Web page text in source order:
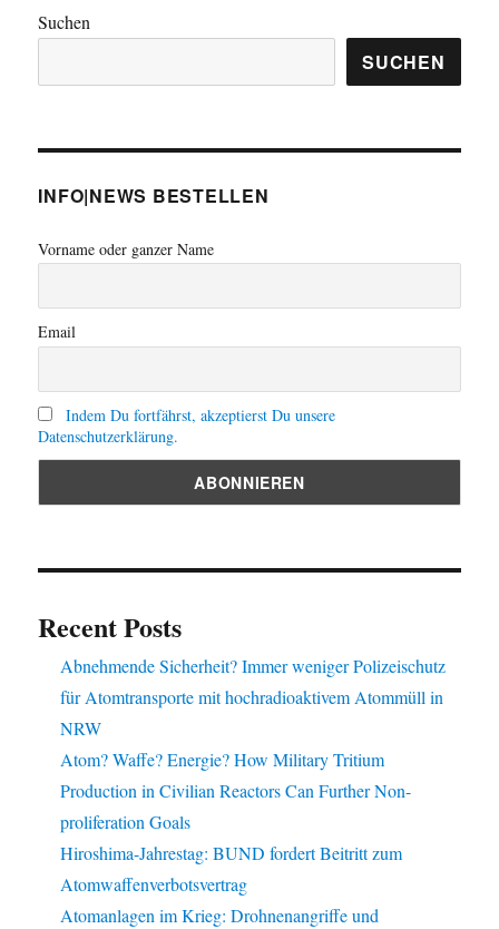
Suchen
SUCHEN
INFO|NEWS BESTELLEN
Vorname oder ganzer Name
Email
Indem Du fortfährst, akzeptierst Du unsere
Datenschutzerklärung.
Recent Posts
Abnehmende Sicherheit? Immer weniger Polizeischutz
für Atomtransporte mit hochradioaktivem Atommüll in
NRW
Atom? Waffe? Energie? How Military Tritium
Production in Civilian Reactors Can Further Non-
proliferation Goals
Hiroshima-Jahrestag: BUND fordert Beitritt zum
Atomwaffenverbotsvertrag
Atomanlagen im Krieg: Drohnenangriffe und